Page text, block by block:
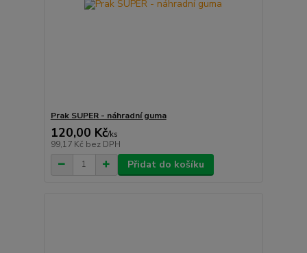
Prak SUPER - náhradní guma
120,00 Kč/ks
99,17 Kč bez DPH
Přidat do košíku